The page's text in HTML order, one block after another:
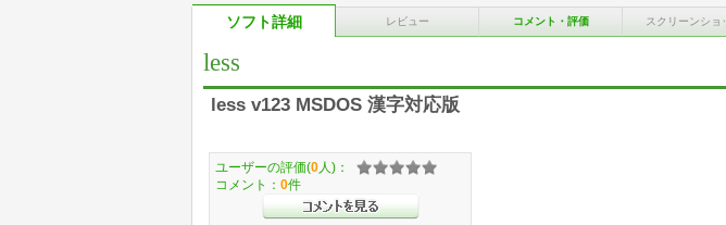
ソフト詳細 レビュー コメント・評価 スクリーンショ
less
less v123 MSDOS 漢字対応版
ユーザーの評価(0 人)：
コメント： 0件